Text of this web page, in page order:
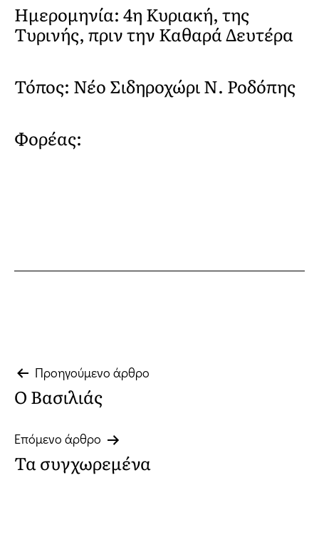
Ημερομηνία: 4η Κυριακή, της
Τυρινής, πριν την Καθαρά Δευτέρα
Τόπος: Νέο Σιδηροχώρι Ν. Ροδόπης
Φορέας:
Πλοήγηση
άρθρων
Προηγούμενο άρθρο
Ο Βασιλιάς
Επόμενο άρθρο
Τα συγχωρεμένα